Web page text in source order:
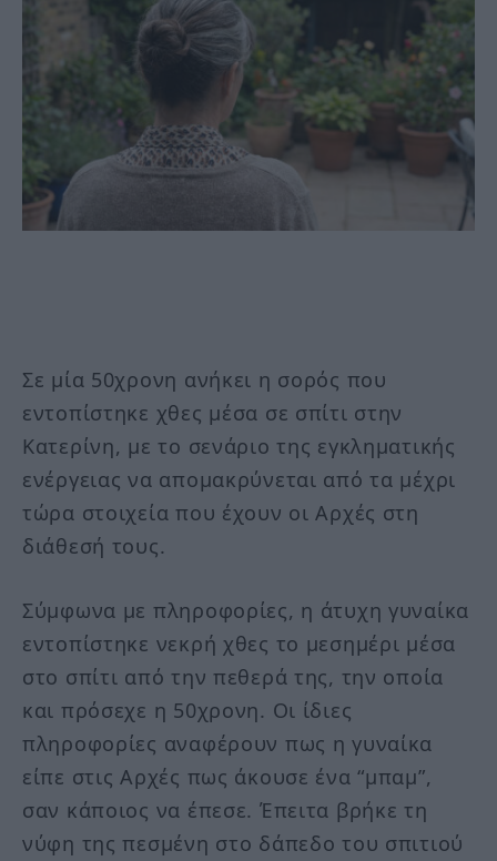
Σε μία 50χρονη ανήκει η σορός που
εντοπίστηκε χθες μέσα σε σπίτι στην
Κατερίνη, με το σενάριο της εγκληματικής
ενέργειας να απομακρύνεται από τα μέχρι
τώρα στοιχεία που έχουν οι Αρχές στη
διάθεσή τους.
Σύμφωνα με πληροφορίες, η άτυχη γυναίκα
εντοπίστηκε νεκρή χθες το μεσημέρι μέσα
στο σπίτι από την πεθερά της, την οποία
και πρόσεχε η 50χρονη. Οι ίδιες
πληροφορίες αναφέρουν πως η γυναίκα
είπε στις Αρχές πως άκουσε ένα “μπαμ”,
σαν κάποιος να έπεσε. Έπειτα βρήκε τη
νύφη της πεσμένη στο δάπεδο του σπιτιού